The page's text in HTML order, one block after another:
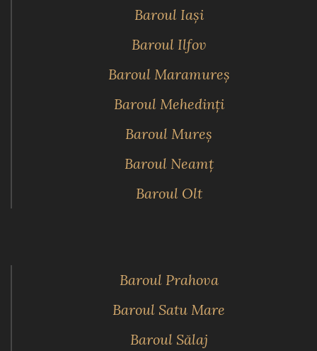
Baroul Iaşi
Baroul Ilfov
Baroul Maramureş
Baroul Mehedinţi
Baroul Mureş
Baroul Neamţ
Baroul Olt
Baroul Prahova
Baroul Satu Mare
Baroul Sălaj